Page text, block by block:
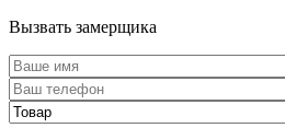
Вызвать замерщика